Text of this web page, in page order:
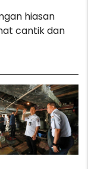
hiasan
cantik dan